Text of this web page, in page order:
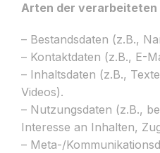
Arten der verarbeiteten
– Bestandsdaten (z.B.,
– Kontaktdaten (z.B., E-
– Inhaltsdaten (z.B.,
Videos).
– Nutzungsdaten (z.B.,
Interesse an Inhalten,
– Meta-/